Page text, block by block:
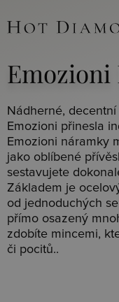
Emozioni
Nádherné,
Emozioni přinesla
Emozioni náramky
jako oblíbené
sestavujete
Základem je
od jednoduchých
přímo osazený
zdobíte mincemi,
či pocitů..